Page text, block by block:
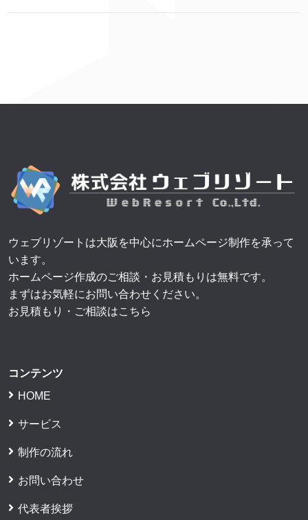
ウェブリゾートは大阪を中心にホームページ制作を承って
います。
ホームページ作成のご相談・お見積もりは無料です。
まずはお気軽にお問い合わせください。
お見積もり・ご相談はこちら
コンテンツ
HOME
サービス
制作の流れ
お問い合わせ
代表者挨拶